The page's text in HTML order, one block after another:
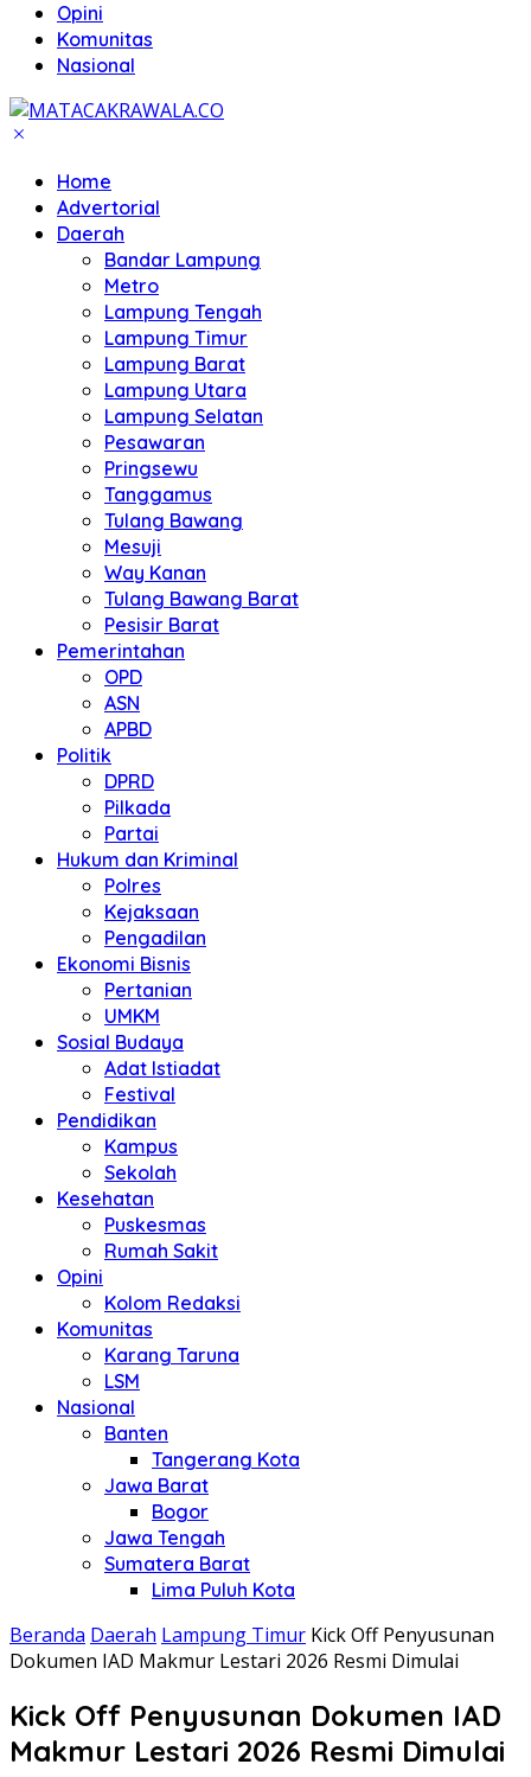
Opini
Komunitas
Nasional
Home
Advertorial
Daerah
Bandar Lampung
Metro
Lampung Tengah
Lampung Timur
Lampung Barat
Lampung Utara
Lampung Selatan
Pesawaran
Pringsewu
Tanggamus
Tulang Bawang
Mesuji
Way Kanan
Tulang Bawang Barat
Pesisir Barat
Pemerintahan
OPD
ASN
APBD
Politik
DPRD
Pilkada
Partai
Hukum dan Kriminal
Polres
Kejaksaan
Pengadilan
Ekonomi Bisnis
Pertanian
UMKM
Sosial Budaya
Adat Istiadat
Festival
Pendidikan
Kampus
Sekolah
Kesehatan
Puskesmas
Rumah Sakit
Opini
Kolom Redaksi
Komunitas
Karang Taruna
LSM
Nasional
Banten
Tangerang Kota
Jawa Barat
Bogor
Jawa Tengah
Sumatera Barat
Lima Puluh Kota
Beranda Daerah Lampung Timur Kick Off Penyusunan
Dokumen IAD Makmur Lestari 2026 Resmi Dimulai
Kick Off Penyusunan Dokumen IAD
Makmur Lestari 2026 Resmi Dimulai